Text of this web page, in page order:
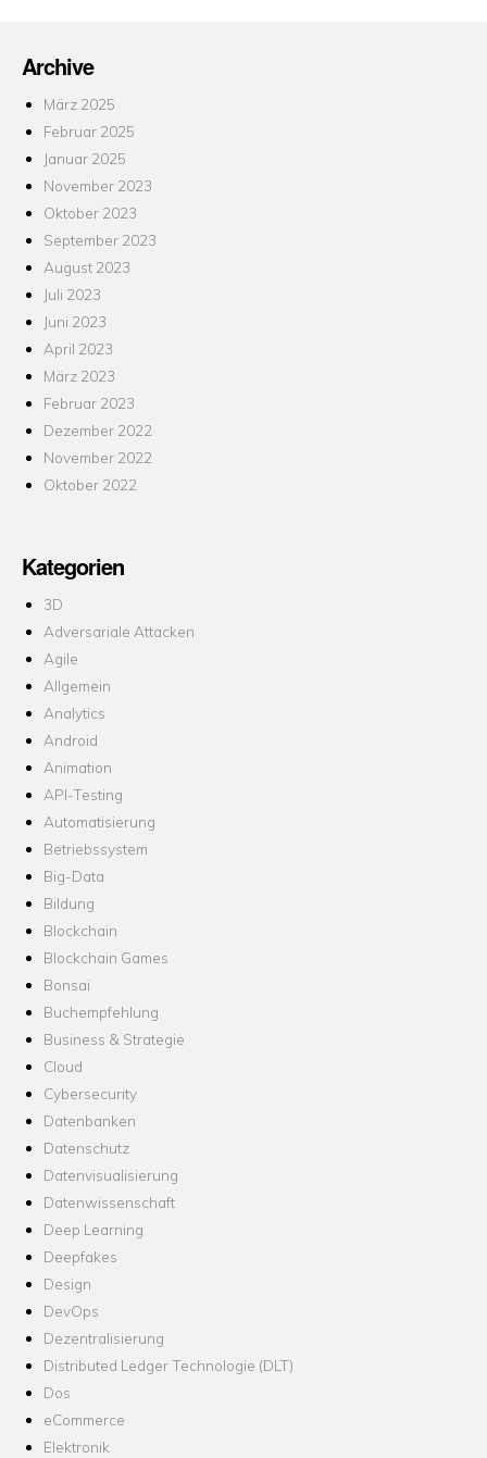
Archive
März 2025
Februar 2025
Januar 2025
November 2023
Oktober 2023
September 2023
August 2023
Juli 2023
Juni 2023
April 2023
März 2023
Februar 2023
Dezember 2022
November 2022
Oktober 2022
Kategorien
3D
Adversariale Attacken
Agile
Allgemein
Analytics
Android
Animation
API-Testing
Automatisierung
Betriebssystem
Big-Data
Bildung
Blockchain
Blockchain Games
Bonsai
Buchempfehlung
Business & Strategie
Cloud
Cybersecurity
Datenbanken
Datenschutz
Datenvisualisierung
Datenwissenschaft
Deep Learning
Deepfakes
Design
DevOps
Dezentralisierung
Distributed Ledger Technologie (DLT)
Dos
eCommerce
Elektronik